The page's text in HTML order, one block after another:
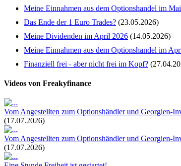
Meine Einnahmen aus dem Optionshandel im
Das Ende der 1 Euro Trades? (23.05.2026)
Meine Dividenden im April 2026 (14.05.2026)
Meine Einnahmen aus dem Optionshandel im
Finanziell frei - aber nicht frei im Kopf?
Videos von Freakyfinance
Vom Angestellten zum Optionshändler und Georgien-
(17.07.2026)
Vom Angestellten zum Optionshändler und Georgien-
(17.07.2026)